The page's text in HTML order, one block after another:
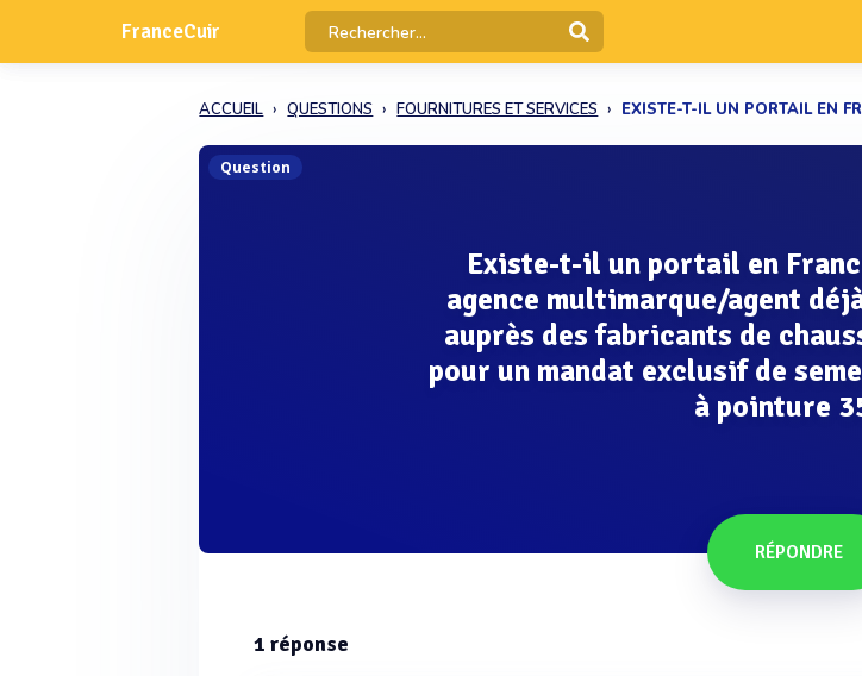
FranceCuir
ACCUEIL QUESTIONS FOURNITURES ET SERVICES EXISTE-T-IL UN PORTAIL EN
Question
Existe-t-il un portail en
agence multimarque/agent
auprès des fabricants de
pour un mandat exclusif de
à pointure
RÉPONDRE
1 réponse